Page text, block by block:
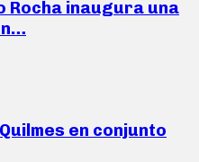
Rocha inaugura una
en conjunto